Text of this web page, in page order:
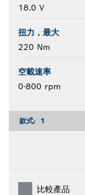
18.0 V
扭力，最大
220 Nm
空載速率
0-800 rpm
款式: 1
比較產品